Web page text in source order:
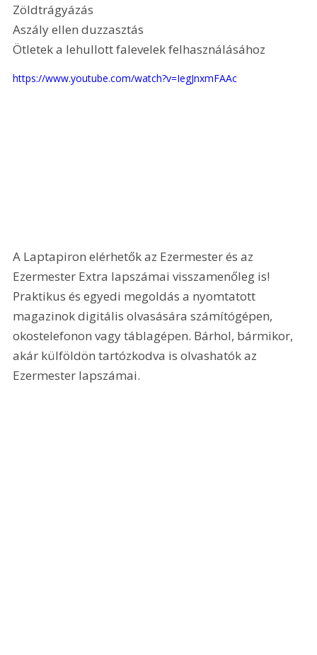
Zöldtrágyázás
Aszály ellen duzzasztás
Ötletek a lehullott falevelek felhasználásához
https://www.youtube.com/watch?v=IegJnxmFAAc
A Laptapiron elérhetők az Ezermester és az
Ezermester Extra lapszámai visszamenőleg is!
Praktikus és egyedi megoldás a nyomtatott
magazinok digitális olvasására számítógépen,
okostelefonon vagy táblagépen. Bárhol, bármikor,
akár külföldön tartózkodva is olvashatók az
Ezermester lapszámai.